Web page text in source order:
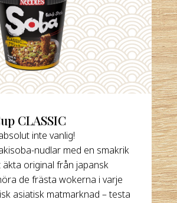
CLASSIC
inte vanlig!
nudlar med en smakrik
original från japansk
de frästa wokerna i varje
asiatisk matmarknad – testa